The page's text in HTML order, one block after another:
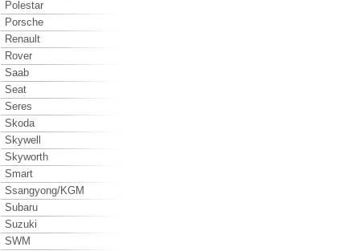
Polestar
Porsche
Renault
Rover
Saab
Seat
Seres
Skoda
Skywell
Skyworth
Smart
Ssangyong/KGM
Subaru
Suzuki
SWM